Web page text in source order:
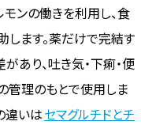
ンの働きを利用し、食
ます。薬だけで完結す
あり、吐き気・下痢・便
管理のもとで使用しま
違いはセマグルチドとチ